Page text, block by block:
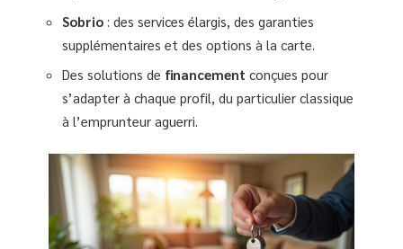
Sobrio : des services élargis, des garanties
supplémentaires et des options à la carte.
Des solutions de financement conçues pour
s’adapter à chaque profil, du particulier classique
à l’emprunteur aguerri.